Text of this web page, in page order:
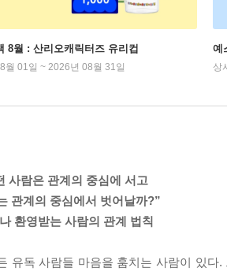
8월 : 산리오캐릭터즈 유리컵
월 01일 ~ 2026년 08월 31일
예
상
사람은 관계의 중심에 서고
관계의 중심에서 벗어날까?”
환영받는 사람의 관계 법칙
유독 사람들 마음을 훔치는 사람이 있